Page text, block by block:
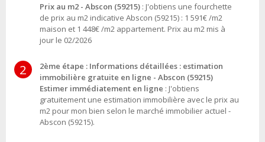
Prix au m2 - Abscon (59215) : J'obtiens une fourchette
de prix au m2 indicative Abscon (59215) : 1 591€ /m2
maison et 1 448€ /m2 appartement. Prix au m2 mis à
jour le 02/2026
2
2ème étape : Informations détaillées : estimation
immobilière gratuite en ligne - Abscon (59215)
Estimer immédiatement en ligne : J'obtiens
gratuitement une estimation immobilière avec le prix au
m2 pour mon bien selon le marché immobilier actuel -
Abscon (59215).